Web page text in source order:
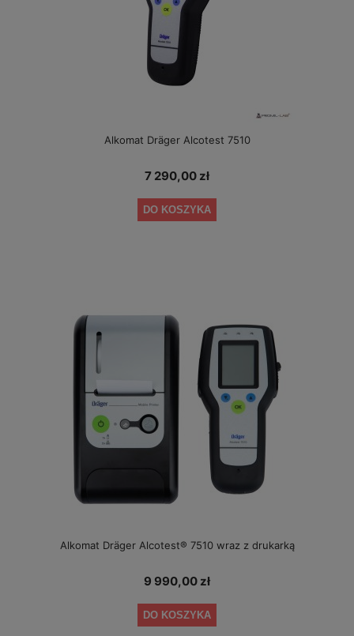
Alkomat Dräger Alcotest 7510
7 290,00 zł
DO KOSZYKA
Alkomat Dräger Alcotest® 7510 wraz z drukarką
9 990,00 zł
DO KOSZYKA